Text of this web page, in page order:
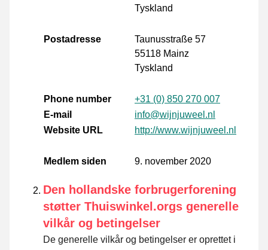
Tyskland
Postadresse
Taunusstraße 57
55118 Mainz
Tyskland
Phone number
+31 (0) 850 270 007
E-mail
info@wijnjuweel.nl
Website URL
http://www.wijnjuweel.nl
Medlem siden 9. november 2020
Den hollandske forbrugerforening
støtter Thuiswinkel.orgs generelle
vilkår og betingelser
De generelle vilkår og betingelser er oprettet i